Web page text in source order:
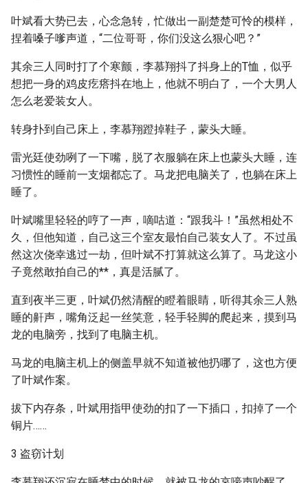
叶斌看大势已去，心念急转，忙做出一副楚楚可怜的模样，
捏着嗓子嗲声道，“二位哥哥，你们没这么狠心吧？”
其余三人同时打了个寒颤，李慕翔抖了抖身上的T恤，似乎
想把一身的鸡皮疙瘩抖在地上，他就不明白了，一个大男人
怎么老爱装女人。
转身扑到自己床上，李慕翔蹬掉鞋子，蒙头大睡。
雷光廷使劲咧了一下嘴，脱了衣服躺在床上也蒙头大睡，连
习惯性的睡前一支烟都忘了。马龙把电脑关了，也躺在床上
睡了。
叶斌嘴里轻轻的哼了一声，嘀咕道：“跟我斗！”虽然相处不
久，但他知道，自己这三个室友最怕自己装女人了。不过虽
然这次侥幸逃过一劫，但叶斌不打算就这么算了。马龙这小
子竟然敢拍自己的**，真是活腻了。
直到夜半三更，叶斌仍然清醒的瞪着眼睛，听得其余三人熟
睡的鼾声，嘴角泛起一丝笑意，轻手轻脚的爬起来，摸到马
龙的电脑旁，找到了电脑主机。
马龙的电脑主机上的侧盖早就不知道被他扔哪了，这也方便
了叶斌作案。
拔下内存条，叶斌用指甲使劲的扣了一下插口，扣掉了一个
铜片……
3 盗窃计划